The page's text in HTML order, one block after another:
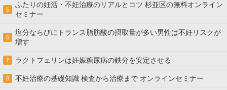
5
ふたりの妊活・不妊治療のリアルとコツ 杉並区の無料オンライン
セミナー
6
塩分ならびにトランス脂肪酸の摂取量が多い男性は不妊リスクが
増す
7 ラクトフェリンは妊娠糖尿病の鉄分を安定させる
8 不妊治療の基礎知識 検査から治療まで オンラインセミナー